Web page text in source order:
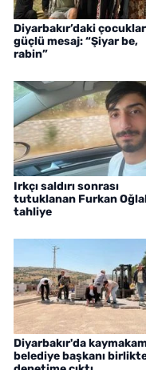
Diyarbakır’daki
güçlü mesaj: “Şiyar be,
rabin”
Irkçı saldırı sonrası
tutuklanan Furkan
tahliye
Diyarbakır'da
belediye başkanı